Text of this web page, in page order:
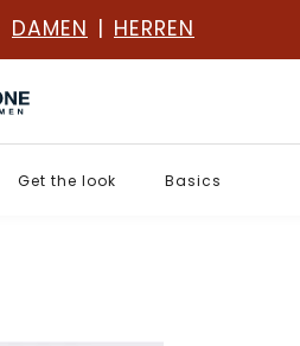
DAMEN | HERREN
Get the look Basics